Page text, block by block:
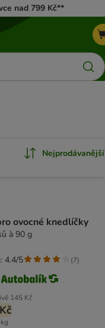
nad 799 Kč**
Nejprodávanější
ovocné knedlíčky
à 90 g
145 Kč
4.4/5 (7)